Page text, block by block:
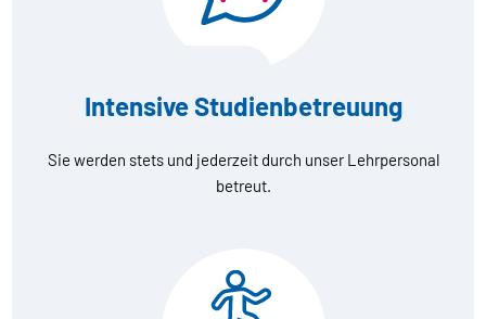
Intensive Studienbetreuung
Sie werden stets und jederzeit durch unser Lehrpersonal
betreut.